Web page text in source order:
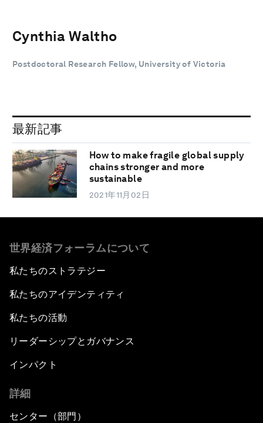
Cynthia Waltho
Postdoctoral Research Fellow, University of Victoria
最新記事
How to make fragile global supply
chains stronger and more
sustainable
2021年11月02日
世界経済フォーラムについて
私たちのストラテジー
私たちのアイデンティティ
私たちの活動
リーダーシップとガバナンス
インパクト
詳細
センター（部門）